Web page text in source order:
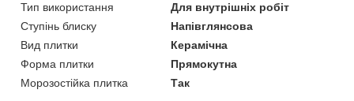
Тип використання
Для внутрішніх робіт
Ступінь блиску
Напівглянсова
Вид плитки
Керамічна
Форма плитки
Прямокутна
Морозостійка плитка
Так